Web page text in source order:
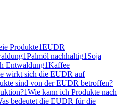
Produkte1EUDR
1Palmöl nachhaltig1 Soja
Entwaldung1Kaffee
wirkt sich die EUDR auf
sind von der EUDR betroffen?
1Wie kann ich Produkte nach
bedeutet die EUDR für die